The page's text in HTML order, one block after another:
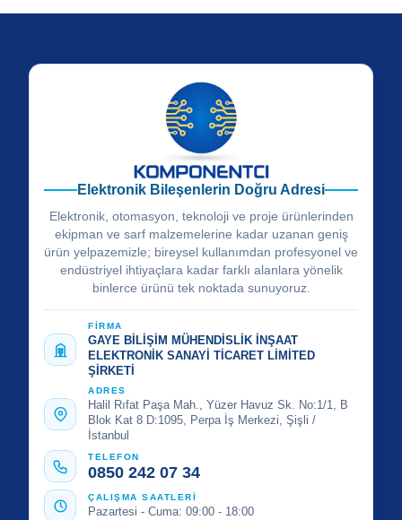
Elektronik Bileşenlerin Doğru Adresi
Elektronik, otomasyon, teknoloji ve proje ürünlerinden
ekipman ve sarf malzemelerine kadar uzanan geniş
ürün yelpazemizle; bireysel kullanımdan profesyonel ve
endüstriyel ihtiyaçlara kadar farklı alanlara yönelik
binlerce ürünü tek noktada sunuyoruz.
FİRMA
GAYE BİLİŞİM MÜHENDİSLİK İNŞAAT
ELEKTRONİK SANAYİ TİCARET LİMİTED
ŞİRKETİ
ADRES
Halil Rıfat Paşa Mah., Yüzer Havuz Sk. No:1/1, B
Blok Kat 8 D:1095, Perpa İş Merkezi, Şişli /
İstanbul
TELEFON
0850 242 07 34
ÇALIŞMA SAATLERİ
Pazartesi - Cuma: 09:00 - 18:00